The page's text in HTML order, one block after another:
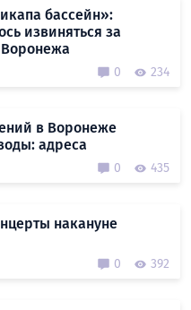
бассейн»:
извиняться за
Воронежа
0 234
в Воронеже
адреса
0 435
накануне
0 392